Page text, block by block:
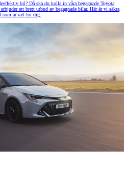
bil? Då ska du kolla in våra begagnade Toyota
ett brett utbud av begagnade bilar. Här är vi säkra
som är rätt för dig.